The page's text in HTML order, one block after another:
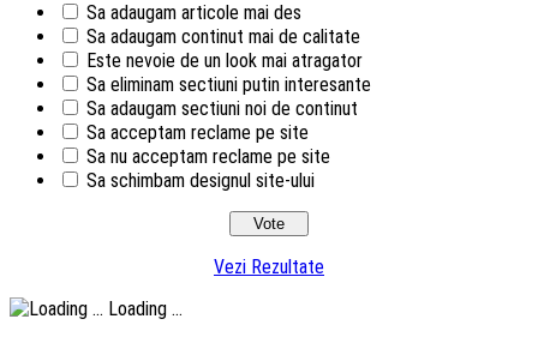
Sa adaugam articole mai des
Sa adaugam continut mai de calitate
Este nevoie de un look mai atragator
Sa eliminam sectiuni putin interesante
Sa adaugam sectiuni noi de continut
Sa acceptam reclame pe site
Sa nu acceptam reclame pe site
Sa schimbam designul site-ului
Vezi Rezultate
Loading ...